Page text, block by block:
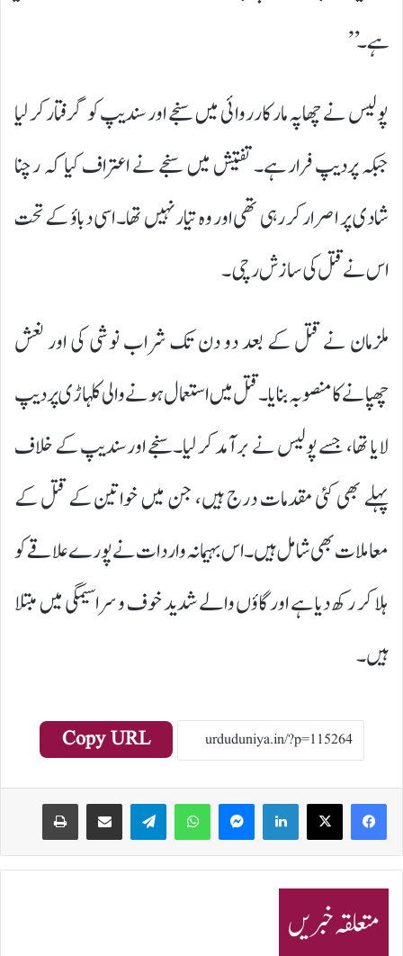
ہے۔”
پولیس نے چھاپہ مار کارروائی میں سنجے اور سندیپ کو گرفتار کر لیا
جبکہ پردیپ فرار ہے۔ تفتیش میں سنجے نے اعتراف کیا کہ رچنا
شادی پر اصرار کر رہی تھی اور وہ تیار نہیں تھا۔ اسی دباؤ کے تحت
اس نے قتل کی سازش رچی۔
ملزمان نے قتل کے بعد دو دن تک شراب نوشی کی اور نعش
چھپانے کا منصوبہ بنایا۔ قتل میں استعمال ہونے والی کلہاڑی پردیپ
لایا تھا، جسے پولیس نے برآمد کر لیا۔سنجے اور سندیپ کے خلاف
پہلے بھی کئی مقدمات درج ہیں، جن میں خواتین کے قتل کے
معاملات بھی شامل ہیں۔اس بہیمانہ واردات نے پورے علاقے کو
ہلا کر رکھ دیا ہے اور گاؤں والے شدید خوف و سراسیمگی میں مبتلا
ہیں۔
Copy URL
LinkedIn
WhatsApp
Telegram
متعلقہ خبریں